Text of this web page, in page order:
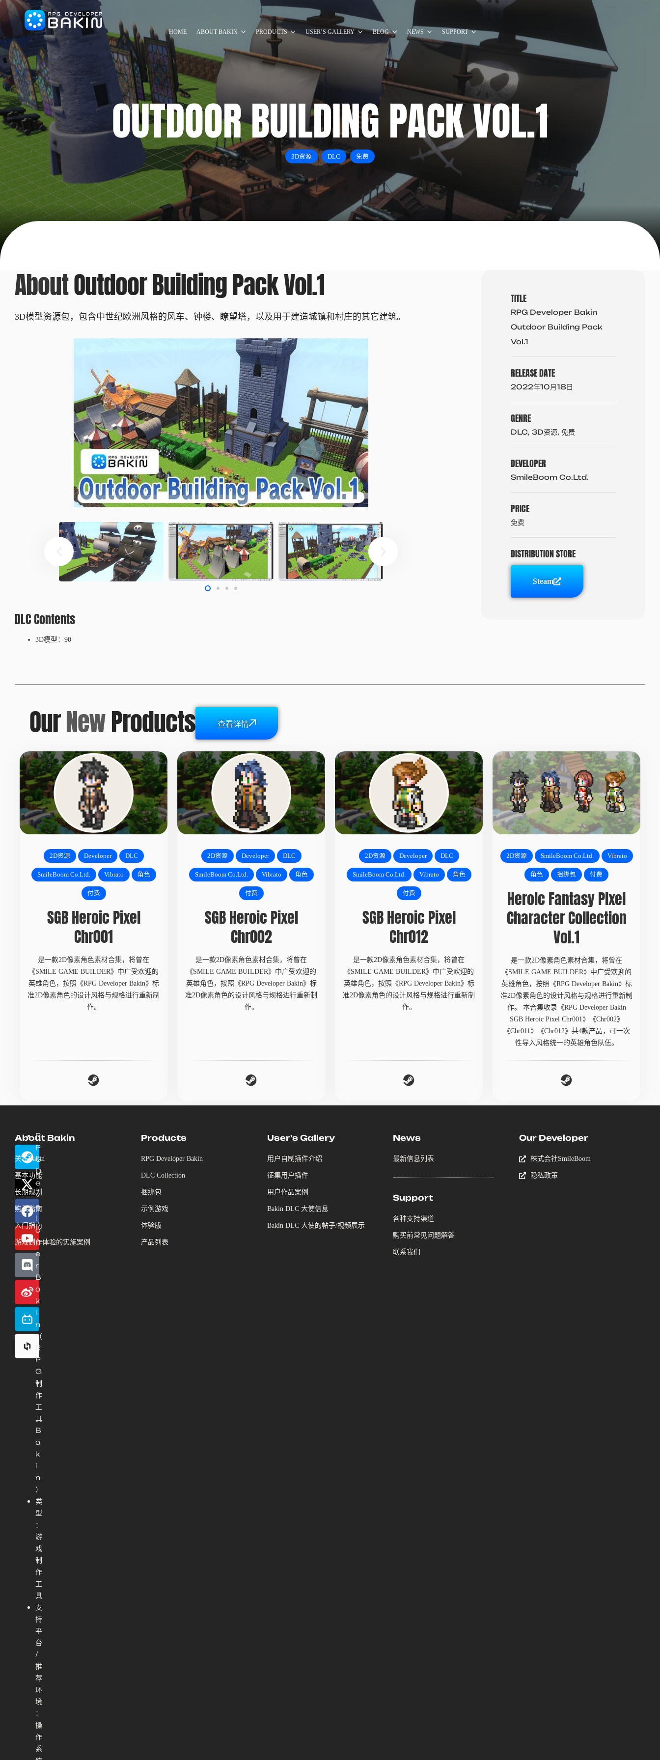
HOME ABOUT BAKIN PRODUCTS USER’S GALLERY BLOG NEWS SUPPORT
OUTDOOR BUILDING PACK VOL.1
3D资源 DLC 免费
AboutOutdoor Building Pack Vol.1
3D模型资源包，包含中世纪欧洲风格的风车、钟楼、瞭望塔，以及用于建造城镇和村庄的其它建筑。
DLC Contents
3D模型：90
TITLE
RPG Developer Bakin
Outdoor Building Pack
Vol.1
RELEASE DATE
2022年10月18日
GENRE
DLC, 3D资源, 免费
DEVELOPER
SmileBoom Co.Ltd.
PRICE
免费
DISTRIBUTION STORE
Steam
OurNewProducts 查看详情
2D资源 Developer DLC
SmileBoom Co.Ltd. Vibrato 角色
付费
SGB Heroic Pixel
Chr001
是一款2D像素角色素材合集，将曾在
《SMILE GAME BUILDER》中广受欢迎的
英雄角色，按照《RPG Developer Bakin》标
准2D像素角色的设计风格与规格进行重新制
作。
2D资源 Developer DLC
SmileBoom Co.Ltd. Vibrato 角色
付费
SGB Heroic Pixel
Chr002
是一款2D像素角色素材合集，将曾在
《SMILE GAME BUILDER》中广受欢迎的
英雄角色，按照《RPG Developer Bakin》标
准2D像素角色的设计风格与规格进行重新制
作。
2D资源 Developer DLC
SmileBoom Co.Ltd. Vibrato 角色
付费
SGB Heroic Pixel
Chr012
是一款2D像素角色素材合集，将曾在
《SMILE GAME BUILDER》中广受欢迎的
英雄角色，按照《RPG Developer Bakin》标
准2D像素角色的设计风格与规格进行重新制
作。
2D资源 SmileBoom Co.Ltd. Vibrato
角色 捆绑包 付费
Heroic Fantasy Pixel
Character Collection
Vol.1
是一款2D像素角色素材合集，将曾在
《SMILE GAME BUILDER》中广受欢迎的
英雄角色，按照《RPG Developer Bakin》标
准2D像素角色的设计风格与规格进行重新制
作。 本合集收录《RPG Developer Bakin
SGB Heroic Pixel Chr001》《Chr002》
《Chr011》《Chr012》共4款产品，可一次
性导入风格统一的英雄角色队伍。
R
P
G
D
e
v
e
l
o
p
e
r
B
a
k
i
n
（
R
P
G
制
作
工
具
B
a
k
i
n
）
类
型
：
游
戏
制
作
工
具
支
持
平
台
/
推
荐
环
境
：
操
作
系
About Bakin
关于Bakin
基本功能
长期规划
购买指南
入门指南
游戏制作体验的实施案例
Products
RPG Developer Bakin
DLC Collection
捆绑包
示例游戏
体验版
产品列表
User's Gallery
用户自制插件介绍
征集用户插件
用户作品案例
Bakin DLC 大使信息
Bakin DLC 大使的帖子/视频展示
News
最新信息列表
Support
各种支持渠道
购买前常见问题解答
联系我们
Our Developer
株式会社SmileBoom
隐私政策